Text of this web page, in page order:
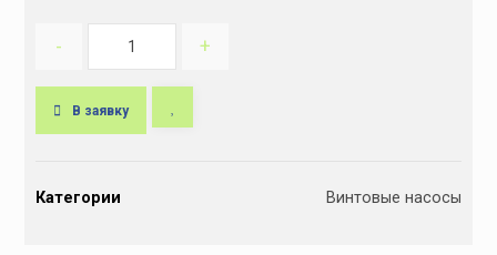
- +
В заявку
tКатегории Винтовые насосы